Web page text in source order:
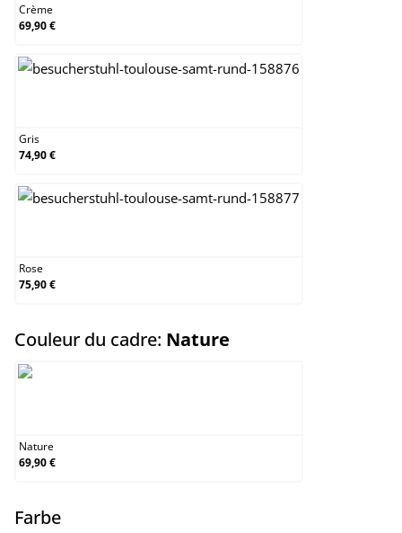
Crème
69,90 €
Gris
74,90 €
Rose
75,90 €
Couleur du cadre: Nature
Nature
69,90 €
Farbeselect